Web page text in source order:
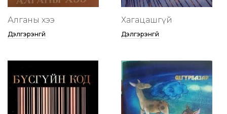
Алганы хээ
Дэлгэрэнгүй
Хагацашгүй
Дэлгэрэнгүй